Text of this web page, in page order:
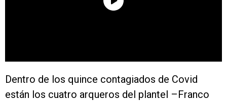
Dentro de los quince contagiados de Covid
están los cuatro arqueros del plantel –Franco